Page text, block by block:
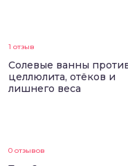
1 отзыв
Солевые ванны
целлюлита, отёков и
лишнего веса
0 отзывов